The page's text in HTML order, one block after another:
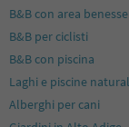
B&B con area
B&B per ciclisti
B&B con piscina
Laghi e piscine
Alberghi per cani